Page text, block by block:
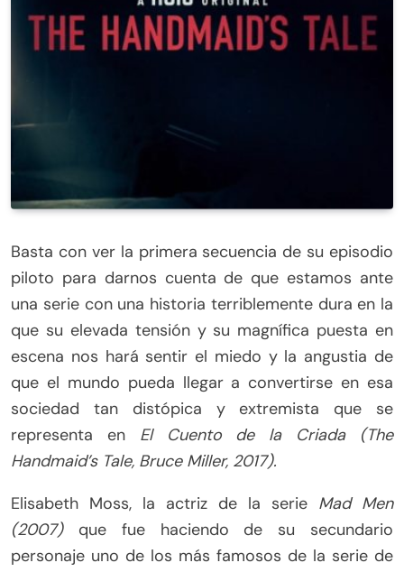
Basta con ver la primera secuencia de su episodio
piloto para darnos cuenta de que estamos ante
una serie con una historia terriblemente dura en la
que su elevada tensión y su magnífica puesta en
escena nos hará sentir el miedo y la angustia de
que el mundo pueda llegar a convertirse en esa
sociedad tan distópica y extremista que se
representa en El Cuento de la Criada (The
Handmaid’s Tale, Bruce Miller, 2017).
Elisabeth Moss, la actriz de la serie Mad Men
(2007)que fue haciendo de su secundario
personaje uno de los más famosos de la serie de